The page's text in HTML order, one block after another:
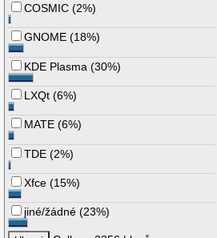
COSMIC (2%)
GNOME (18%)
KDE Plasma (30%)
LXQt (6%)
MATE (6%)
TDE (2%)
Xfce (15%)
jiné/žádné (23%)